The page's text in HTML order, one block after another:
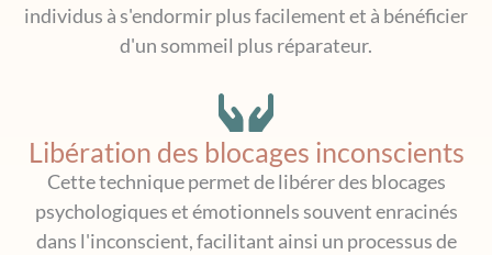
individus à s'endormir plus facilement et à bénéficier
d'un sommeil plus réparateur.
Libération des blocages inconscients
Cette technique permet de libérer des blocages
psychologiques et émotionnels souvent enracinés
dans l'inconscient, facilitant ainsi un processus de